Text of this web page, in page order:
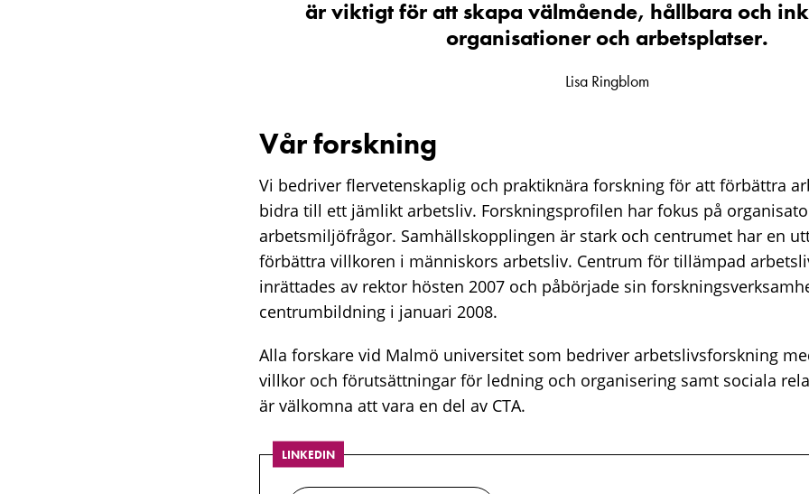
är viktigt för att skapa välmående, hållbara och
organisationer och arbetsplatser.
Lisa Ringblom
Vår forskning
Vi bedriver flervetenskaplig och praktiknära forskning för att förbättra
bidra till ett jämlikt arbetsliv. Forskningsprofilen har fokus på
arbetsmiljöfrågor. Samhällskopplingen är stark och centrumet har en
förbättra villkoren i människors arbetsliv. Centrum för tillämpad
inrättades av rektor hösten 2007 och påbörjade sin
centrumbildning i januari 2008.
Alla forskare vid Malmö universitet som bedriver arbetslivsforskning
villkor och förutsättningar för ledning och organisering samt sociala
är välkomna att vara en del av CTA.
LINKEDIN